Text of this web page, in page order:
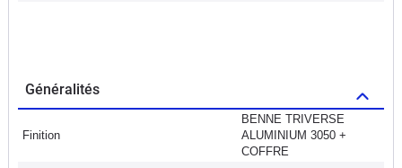
Généralités
Finition
BENNE TRIVERSE
ALUMINIUM 3050 +
COFFRE